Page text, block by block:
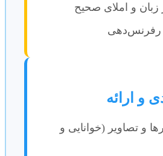
و املای صحیح
تصاویر (خوانایی و